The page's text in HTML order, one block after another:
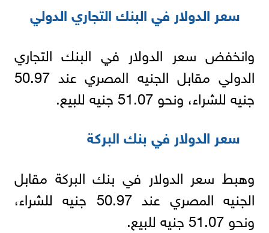
سعر الدولار في البنك التجاري الدولي
وانخفض سعر الدولار في البنك التجاري
الدولي مقابل الجنيه المصري عند 50.97
جنيه للشراء، ونحو 51.07 جنيه للبيع.
سعر الدولار في بنك البركة
وهبط سعر الدولار في بنك البركة مقابل
الجنيه المصري عند 50.97 جنيه للشراء،
ونحو 51.07 جنيه للبيع.